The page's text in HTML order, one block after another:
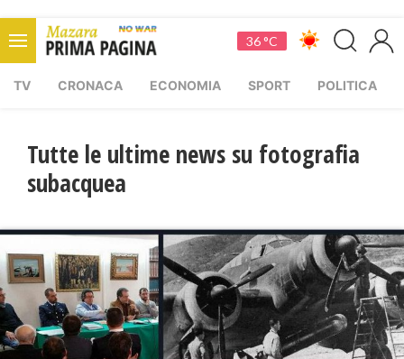
36 °C
TV CRONACA ECONOMIA SPORT POLITICA
Tutte le ultime news su fotografia
subacquea